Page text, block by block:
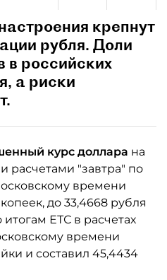
крепнут
рубля. Доли
в российских
а риски
курс доллара на
расчетами "завтра" по
времени
до 33,4668 рубля
ЕТС в расчетах
времени
и составил 45,4434